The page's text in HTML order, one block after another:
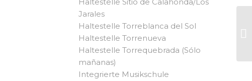
Jarales
Haltestelle Torreblanca del Sol
Haltestelle Torrenueva
Haltestelle Torrequebrada (Sólo
mañanas)
Integrierte Musikschule